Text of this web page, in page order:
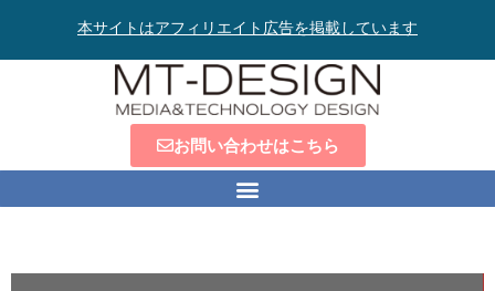
本サイトはアフィリエイト広告を掲載しています
お問い合わせはこちら